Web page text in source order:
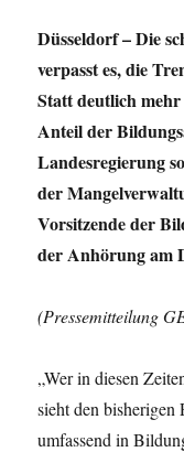
Düsseldorf – Die
verpasst es, die
Statt deutlich
Anteil der
Landesregierung
der
Vorsitzende der
der Anhörung am
(Pressemitteilung
„Wer in diesen
sieht den bisherigen
umfassend in